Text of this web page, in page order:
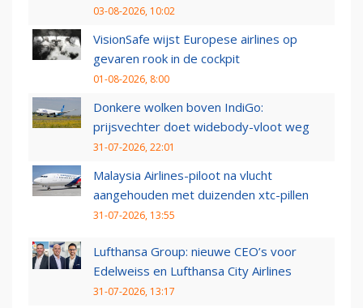
03-08-2026, 10:02
VisionSafe wijst Europese airlines op
gevaren rook in de cockpit
01-08-2026, 8:00
Donkere wolken boven IndiGo:
prijsvechter doet widebody-vloot weg
31-07-2026, 22:01
Malaysia Airlines-piloot na vlucht
aangehouden met duizenden xtc-pillen
31-07-2026, 13:55
Lufthansa Group: nieuwe CEO’s voor
Edelweiss en Lufthansa City Airlines
31-07-2026, 13:17